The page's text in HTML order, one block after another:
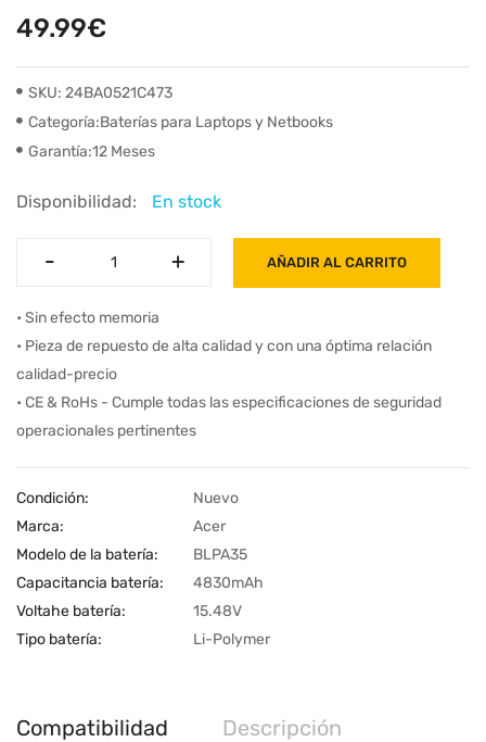
49.99€
SKU: 24BA0521C473
Categoría:Baterías para Laptops y Netbooks
Garantía:12 Meses
Disponibilidad: En stock
- +
- + AÑADIR AL CARRITO
• Sin efecto memoria
• Pieza de repuesto de alta calidad y con una óptima relación
calidad-precio
• CE & RoHs - Cumple todas las especificaciones de seguridad
operacionales pertinentes
Condición:
Nuevo
Marca:
Acer
Modelo de la batería:
BLPA35
Capacitancia batería:
4830mAh
Voltahe batería:
15.48V
Tipo batería:
Li-Polymer
Compatibilidad Descripción